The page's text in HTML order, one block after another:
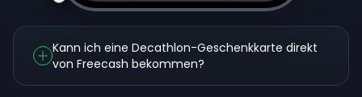
Kann ich eine Decathlon-Geschenkkarte direkt
von Freecash bekommen?